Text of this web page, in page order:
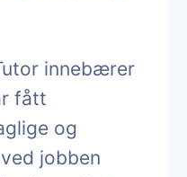
innebærer
fått
og
jobben